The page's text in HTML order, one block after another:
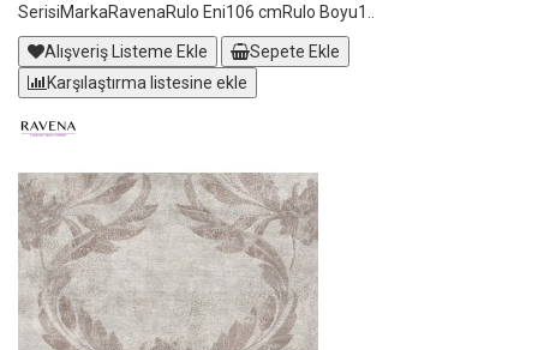
SerisiMarkaRavenaRulo Eni106 cmRulo Boyu1..
Alışveriş Listeme Ekle
Sepete Ekle
Karşılaştırma listesine ekle